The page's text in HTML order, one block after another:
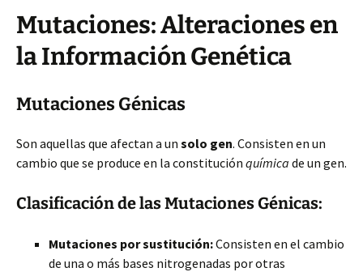
Mutaciones: Alteraciones en
la Información Genética
Mutaciones Génicas
Son aquellas que afectan a un solo gen. Consisten en un
cambio que se produce en la constitución química de un gen.
Clasificación de las Mutaciones Génicas:
Mutaciones por sustitución:Consisten en el cambio
de una o más bases nitrogenadas por otras